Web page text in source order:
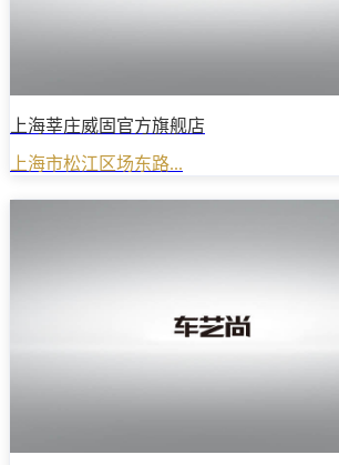
上海莘庄威固官方旗舰店
上海市松江区场东路...